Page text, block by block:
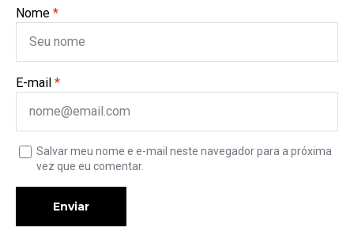
Nome *
E-mail *
Salvar meu nome e e-mail neste navegador para a próxima
vez que eu comentar.
Enviar